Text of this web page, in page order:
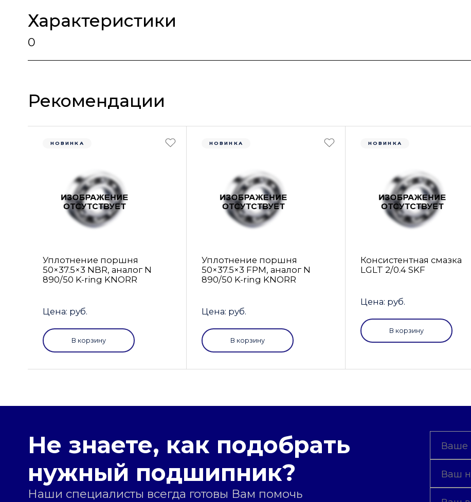
Характеристики
0
Рекомендации
НОВИНКА
Уплотнение поршня
50×37.5×3 NBR, аналог N
890/50 K-ring KNORR
Цена: руб.
В корзину
НОВИНКА
Уплотнение поршня
50×37.5×3 FРM, аналог N
890/50 K-ring KNORR
Цена: руб.
В корзину
НОВИНКА
Консистентная смазка
LGLT 2/0.4 SKF
Цена: руб.
В корзину
Не знаете, как подобрать
нужный подшипник?
Наши специалисты всегда готовы Вам помочь